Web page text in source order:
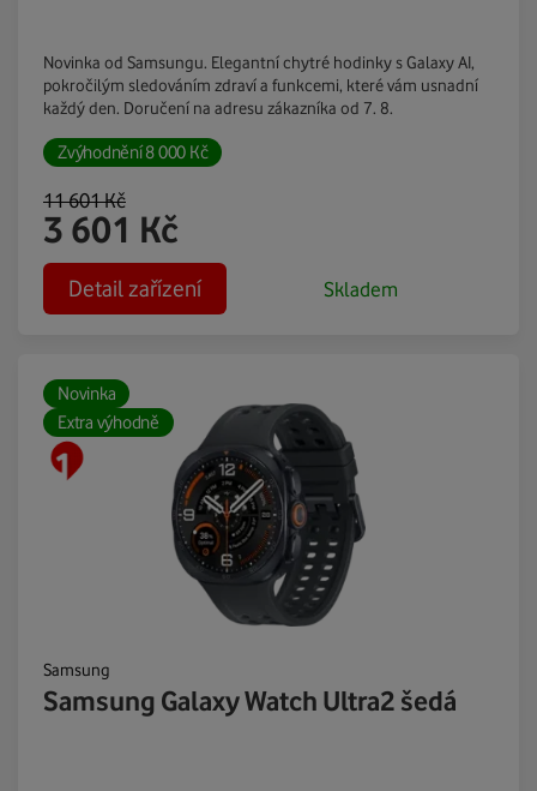
Novinka od Samsungu. Elegantní chytré hodinky s Galaxy AI,
pokročilým sledováním zdraví a funkcemi, které vám usnadní
každý den. Doručení na adresu zákazníka od 7. 8.
Zvýhodnění8 000 Kč
11 601Kč
3 601 Kč
Detail zařízení Skladem
Novinka
Extra výhodně
Samsung
Samsung Galaxy Watch Ultra2 šedá